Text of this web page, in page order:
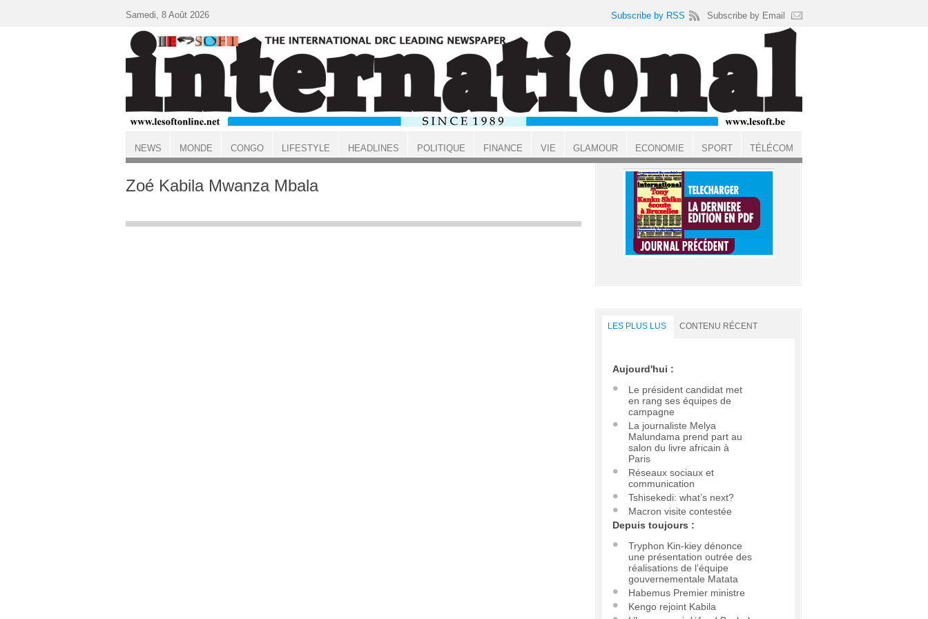
ACCUEIL
Zoé Kabila Mwanza Mbala
LES PLUS LUS CONTENU RÉCENT
Aujourd'hui :
Le président candidat met
en rang ses équipes de
campagne
La journaliste Melya
Malundama prend part au
salon du livre africain à
Paris
Réseaux sociaux et
communication
Tshisekedi: what’s next?
Macron visite contestée
Depuis toujours :
Tryphon Kin-kiey dénonce
une présentation outrée des
réalisations de l’équipe
gouvernementale Matata
Habemus Premier ministre
Kengo rejoint Kabila
Samedi, 8 Août 2026 Subscribe by RSS Subscribe by Email
NEWS MONDE CONGO LIFESTYLE HEADLINES POLITIQUE FINANCE VIE GLAMOUR ECONOMIE SPORT TÉLÉCOM